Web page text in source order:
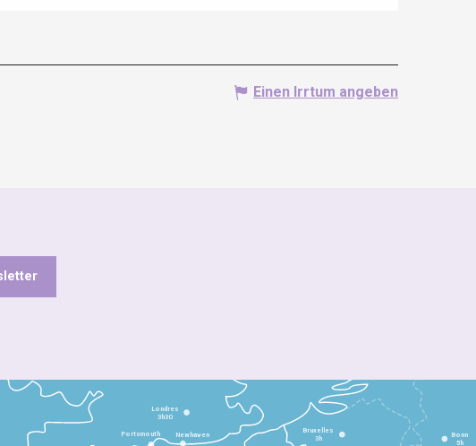
Einen Irrtum angeben
Bruxelles
3h
Londres
3h30
Newhaven
Portsmouth Bonn
5h